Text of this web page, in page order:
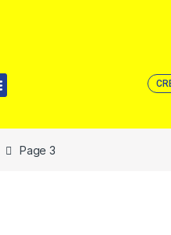
Page 3